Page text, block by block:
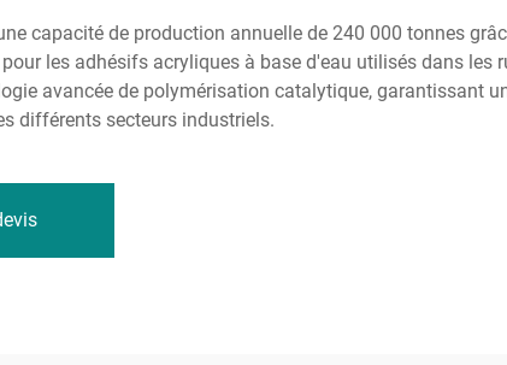
capacité de production annuelle de 240 000 tonnes
les adhésifs acryliques à base d'eau utilisés dans les
avancée de polymérisation catalytique, garantissant
différents secteurs industriels.